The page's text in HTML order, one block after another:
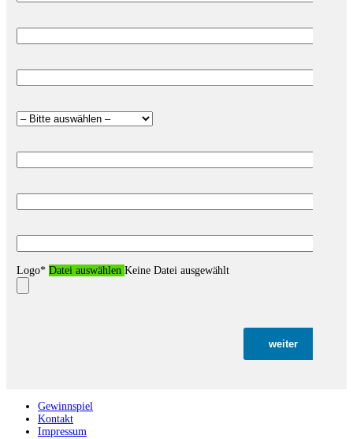
Logo* Datei auswählen Keine Datei ausgewählt
weiter
Gewinnspiel
Kontakt
Impressum